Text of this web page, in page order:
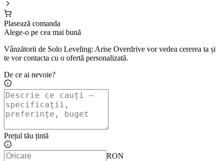
Plasează comanda
Alege-o pe cea mai bună
Vânzătorii de Solo Leveling: Arise Overdrive vor vedea cererea ta și
te vor contacta cu o ofertă personalizată.
De ce ai nevoie?
Prețul tău țintă
RON